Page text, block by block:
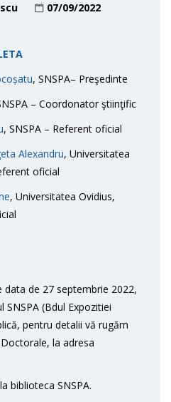
07/09/2022
, SNSPA– Preşedinte
– Coordonator ştiinţific
, SNSPA – Referent oficial
Alexandru, Universitatea
oficial
, Universitatea Ovidius,
data de 27 septembrie 2022,
SNSPA (Bdul Expozitiei
pentru detalii vă rugăm
la adresa
biblioteca SNSPA.